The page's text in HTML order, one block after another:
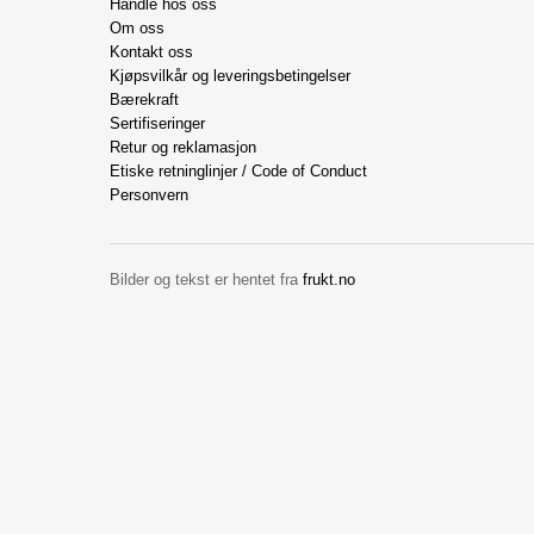
Handle hos oss
Om oss
Kontakt oss
Kjøpsvilkår og leveringsbetingelser
Bærekraft
Sertifiseringer
Retur og reklamasjon
Etiske retninglinjer / Code of Conduct
Personvern
Bilder og tekst er hentet fra frukt.no